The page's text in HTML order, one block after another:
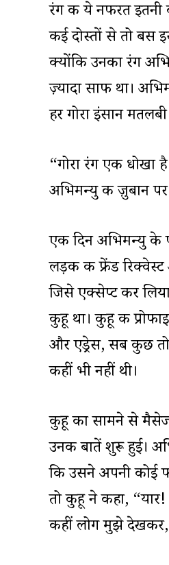
रंग की ये नफरत
कई दोस्तों से तो बस
क्योंकि उनका रंग
ज़्यादा साफ था।
हर गोरा इंसान
“गोरा रंग एक धोखा
अभिमन्यु की ज़ुबान पर
एक दिन अभिमन्यु के
लड़की की फ्रेंड
जिसे एक्सेप्ट कर
कुहू था। कुहू की
और एड्रेस, सब कुछ तो
कहीं भी नहीं थी।
कुहू का सामने से मैसेज
उनकी बातें शुरू हुई।
कि उसने अपनी कोई
तो कुहू ने कहा,
कहीं लोग मुझे देखकर,